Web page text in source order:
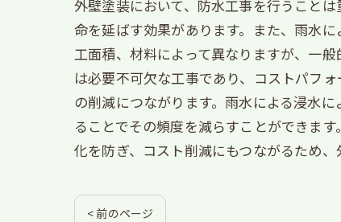
外壁塗装において、防水工事を行うこと
命を延ばす効果があります。また、雨水
工面積、材料によって異なりますが、一
は必要不可欠な工事であり、コストパフ
の削減につながります。雨水による浸水
ることでその頻度を減らすことができま
化を防ぎ、コスト削減にもつながるため
< 前のページ